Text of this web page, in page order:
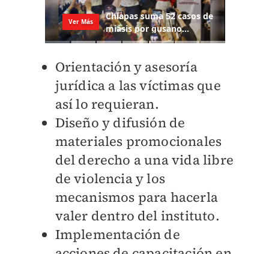
Orientación y asesoría
jurídica a las víctimas que
así lo requieran.
Diseño y difusión de
materiales promocionales
del derecho a una vida libre
de violencia y los
mecanismos para hacerla
valer dentro del instituto.
Implementación de